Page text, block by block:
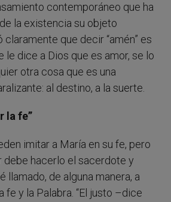
contemporáneo que ha
la existencia su objeto
que decir “amén” es
le dice a Dios que es amor, se lo
otra cosa que es una
al destino, a la suerte.
la fe”
imitar a María en su fe, pero
debe hacerlo el sacerdote y
llamado, de alguna manera, a
fe y la Palabra. “El justo –dice